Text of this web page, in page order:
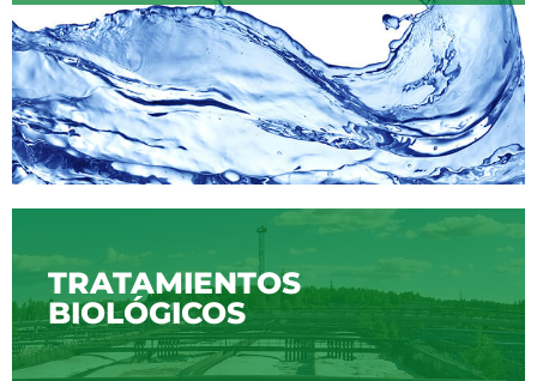
TRATAMIENTOS
BIOLÓGICOS